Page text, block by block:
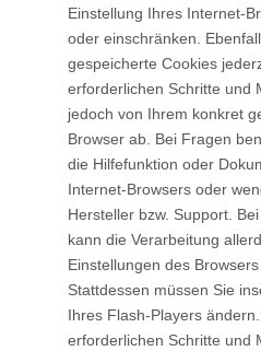
Einstellung Ihres Internet-
oder einschränken.
gespeicherte Cookies
erforderlichen Schritte und
jedoch von Ihrem konkret
Browser ab. Bei Fragen
die Hilfefunktion oder
Internet-Browsers oder
Hersteller bzw. Support.
kann die Verarbeitung
Einstellungen des
Stattdessen müssen Sie
Ihres Flash-Players
erforderlichen Schritte und